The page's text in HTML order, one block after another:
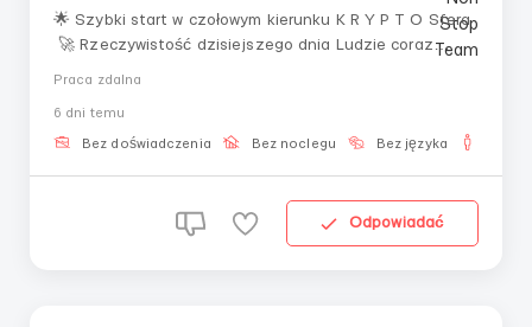
🌟 Szybki start w czołowym kierunku K R Y P T O Sfera
🚀 Rzeczywistość dzisiejszego dnia Ludzie coraz
niekończącego się szkolenia. Nowoczesne technologie
pozwalają uzyskać wynik od pierwszych ...
Praca zdalna
6 dni temu
Bez doświadczenia Bez noclegu Bez języka
Odpowiadać